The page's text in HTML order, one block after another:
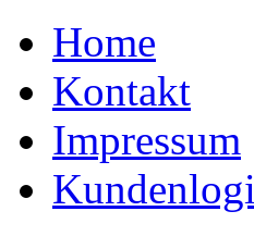
Home
Kontakt
Impressum